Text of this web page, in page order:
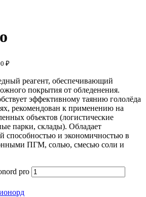
₽
реагент, обеспечивающий
покрытия от обледенения.
эффективному таянию гололёда
рекомендован к применению на
объектов (логистические
парки, склады). Обладает
способностью и экономичностью в
ПГМ, солью, смесью соли и
pro